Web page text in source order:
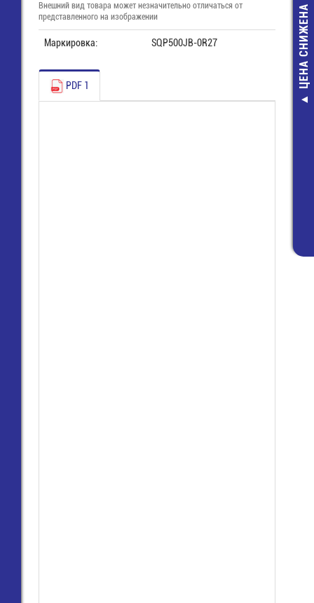
ЦЕНА СНИЖЕНА
Внешний вид товара может незначительно отличаться от
представленного на изображении
Маркировка: SQP500JB-0R27
PDF 1